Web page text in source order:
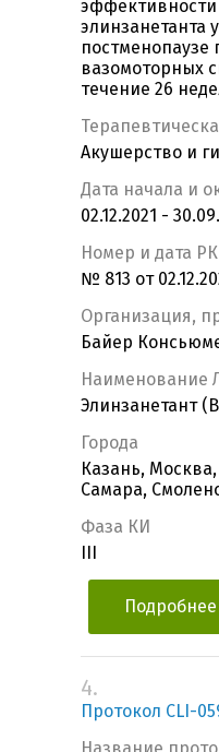
эффективности
элинзанетанта
постменопаузе
вазомоторных
течение 26
Акушерство и
Дата начала и
02.12.2021 -
Номер и дата
№ 813 от
Организация,
Байер
Наименование
Элинзанетант
Города
Казань,
Самара,
Фаза КИ
Подробнее
4.
Протокол CLI-